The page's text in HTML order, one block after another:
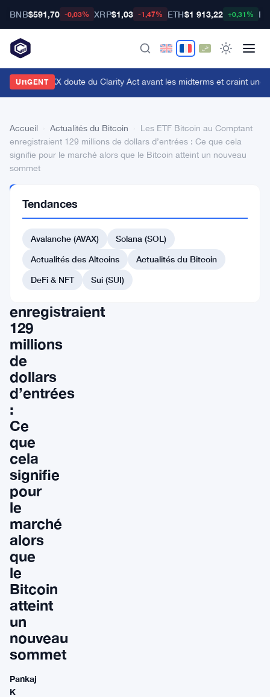
BNB$591,70 -0,03% XRP$1,03 -1,47% ETH$1 913,22 +0,31%
URGENT
cadre d'OKX doute du Clarity Act avant les midterms et craint une
Accueil Actualités du Bitcoin
Les ETF Bitcoin au Comptant
enregistraient 129 millions de dollars d’entrées : Ce que cela
signifie pour le marché alors que le Bitcoin atteint un nouveau
sommet
DU BITCOIN
ETF
Bitcoin
enregistraient
129
millions
de
dollars
d’entrées
:
Ce
que
cela
signifie
pour
le
marché
alors
que
le
Bitcoin
atteint
un
nouveau
sommet
Pankaj
K
Tendances
Avalanche (AVAX)
Solana (SOL)
Actualités des Altcoins
Actualités du Bitcoin
DeFi & NFT
Sui (SUI)